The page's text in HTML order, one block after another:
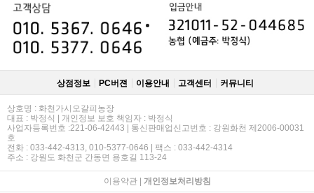
상점정보 PC버젼 이용안내 고객센터 커뮤니티
상호명 : 화천가시오갈피농장
대표 : 박정식 | 개인정보 보호 책임자 : 박정식
사업자등록번호 :221-06-42443 | 통신판매업신고번호 : 강원화천 제2006-00031
호
전화 : 033-442-4313, 010-5377-0646 | 팩스 : 033-442-4314
주소 : 강원도 화천군 간동면 용호길 113-24
이용약관| 개인정보처리방침